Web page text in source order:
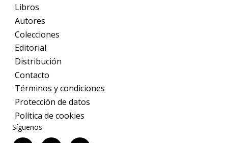
Libros
Autores
Colecciones
Editorial
Distribución
Contacto
Términos y condiciones
Protección de datos
Política de cookies
Síguenos